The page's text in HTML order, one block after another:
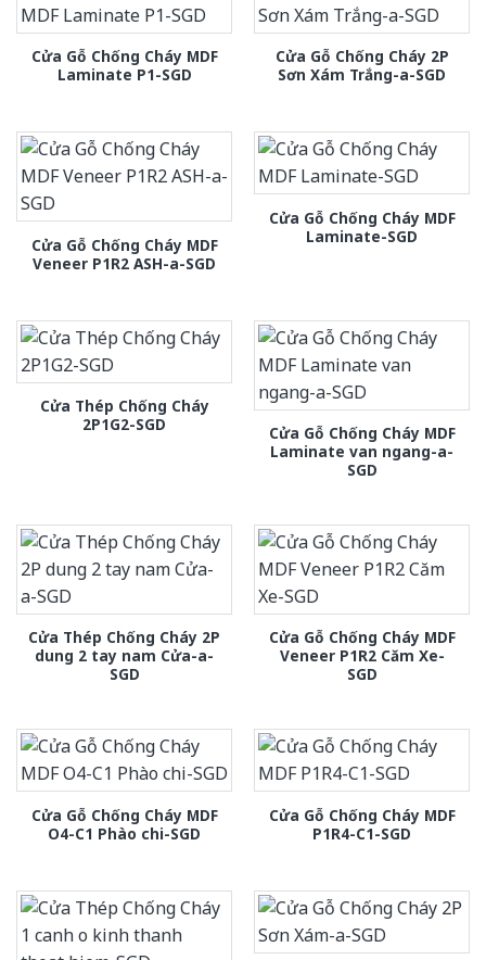
Cửa Gỗ Chống Cháy MDF
Laminate P1-SGD
Cửa Gỗ Chống Cháy 2P
Sơn Xám Trắng-a-SGD
Cửa Gỗ Chống Cháy MDF
Veneer P1R2 ASH-a-SGD
Cửa Gỗ Chống Cháy MDF
Laminate-SGD
Cửa Thép Chống Cháy
2P1G2-SGD
Cửa Gỗ Chống Cháy MDF
Laminate van ngang-a-
SGD
Cửa Thép Chống Cháy 2P
dung 2 tay nam Cửa-a-
SGD
Cửa Gỗ Chống Cháy MDF
Veneer P1R2 Căm Xe-
SGD
Cửa Gỗ Chống Cháy MDF
O4-C1 Phào chi-SGD
Cửa Gỗ Chống Cháy MDF
P1R4-C1-SGD